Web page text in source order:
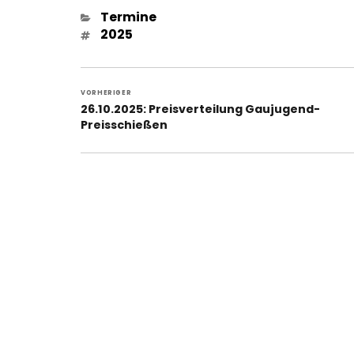
Kategorien
Termine
Schlagwörter
2025
VORHERIGER
Vorheriger
Beitrag:
26.10.2025: Preisverteilung Gaujugend-
Preisschießen